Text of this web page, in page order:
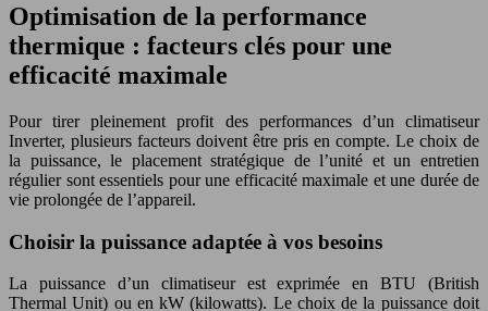
Optimisation de la performance
thermique : facteurs clés pour une
efficacité maximale
Pour tirer pleinement profit des performances d’un climatiseur
Inverter, plusieurs facteurs doivent être pris en compte. Le choix de
la puissance, le placement stratégique de l’unité et un entretien
régulier sont essentiels pour une efficacité maximale et une durée de
vie prolongée de l’appareil.
Choisir la puissance adaptée à vos besoins
La puissance d’un climatiseur est exprimée en BTU (British
Thermal Unit) ou en kW (kilowatts). Le choix de la puissance doit